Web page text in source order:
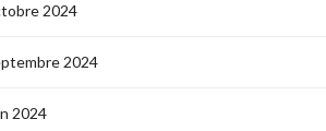
2024
2024
2024